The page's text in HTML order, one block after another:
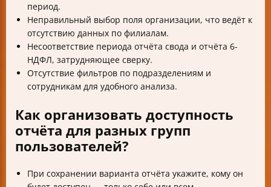
период.
Неправильный выбор поля организации, что ведёт к
отсутствию данных по филиалам.
Несоответствие периода отчёта свода и отчёта 6-
НДФЛ, затрудняющее сверку.
Отсутствие фильтров по подразделениям и
сотрудникам для удобного анализа.
Как организовать доступность
отчёта для разных групп
пользователей?
При сохранении варианта отчёта укажите, кому он